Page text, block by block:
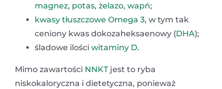
magnez, potas, żelazo, wapń;
kwasy tłuszczowe Omega 3, w tym tak
ceniony kwas dokozaheksaenowy (DHA);
śladowe ilości witaminy D.
Mimo zawartości NNKTjest to ryba
niskokaloryczna i dietetyczna, ponieważ